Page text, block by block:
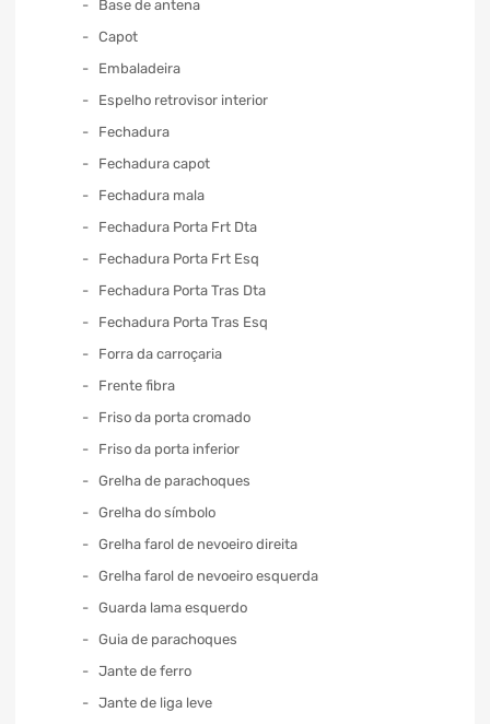
Base de antena
Capot
Embaladeira
Espelho retrovisor interior
Fechadura
Fechadura capot
Fechadura mala
Fechadura Porta Frt Dta
Fechadura Porta Frt Esq
Fechadura Porta Tras Dta
Fechadura Porta Tras Esq
Forra da carroçaria
Frente fibra
Friso da porta cromado
Friso da porta inferior
Grelha de parachoques
Grelha do símbolo
Grelha farol de nevoeiro direita
Grelha farol de nevoeiro esquerda
Guarda lama esquerdo
Guia de parachoques
Jante de ferro
Jante de liga leve